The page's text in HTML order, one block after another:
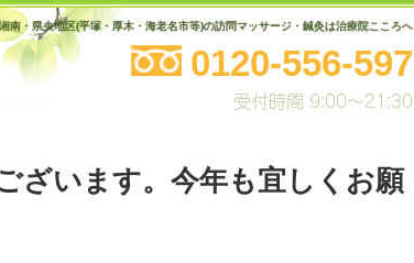
湘南・県央地区(平塚・厚木・海老名市等)の訪問マッサージ・鍼灸は治療院こころへ
0120-556-597
受付時間 9:00～21:30
ざいます。今年も宜しくお願